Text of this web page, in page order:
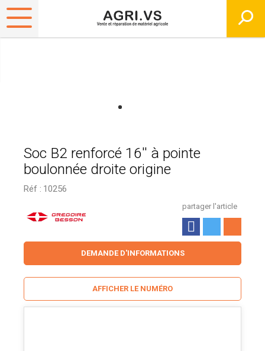
Soc B2 renforcé 16'' à pointe
boulonnée droite origine
Réf : 10256
partager l'article
DEMANDE D'INFORMATIONS
AFFICHER LE NUMÉRO